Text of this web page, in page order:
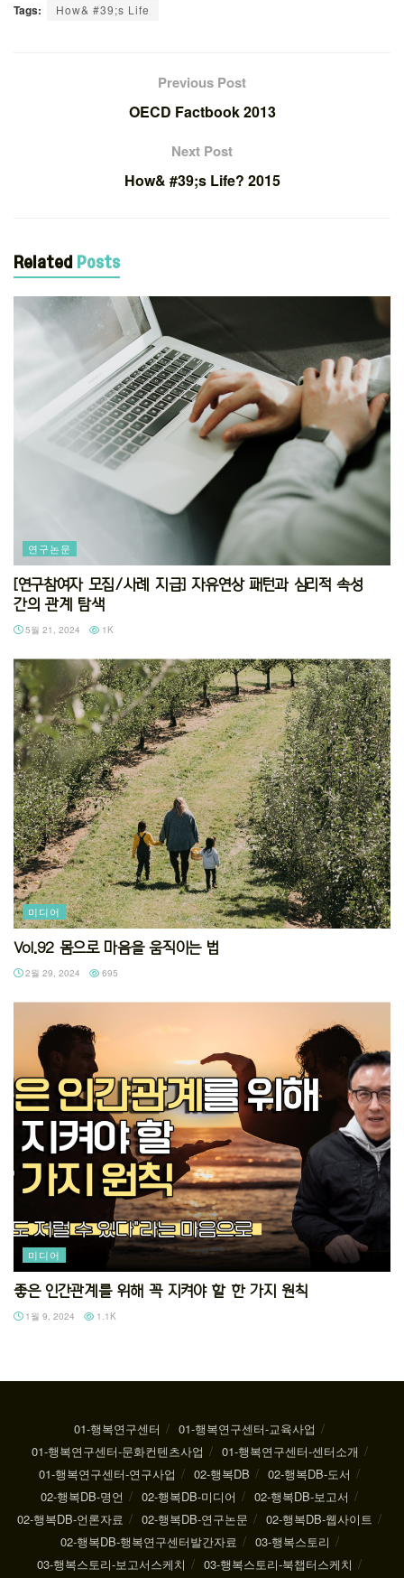
Tags: How& #39;s Life
Previous Post
OECD Factbook 2013
Next Post
How& #39;s Life? 2015
Related Posts
연구논문
[연구참여자 모집/사례 지급] 자유연상 패턴과 심리적 속성
간의 관계 탐색
5월 21, 2024 1K
미디어
Vol.92 몸으로 마음을 움직이는 법
2월 29, 2024 695
미디어
좋은 인간관계를 위해 꼭 지켜야 할 한 가지 원칙
1월 9, 2024 1.1K
01-행복연구센터
01-행복연구센터-교육사업
01-행복연구센터-문화컨텐츠사업
01-행복연구센터-센터소개
01-행복연구센터-연구사업
02-행복DB
02-행복DB-도서
02-행복DB-명언
02-행복DB-미디어
02-행복DB-보고서
02-행복DB-언론자료
02-행복DB-연구논문
02-행복DB-웹사이트
02-행복DB-행복연구센터발간자료
03-행복스토리
03-행복스토리-보고서스케치
03-행복스토리-북챕터스케치